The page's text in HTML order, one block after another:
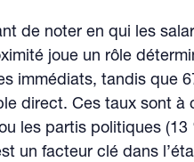
de noter en qui les
joue un rôle
immédiats, tandis que
direct. Ces taux sont à
les partis politiques
un facteur clé dans